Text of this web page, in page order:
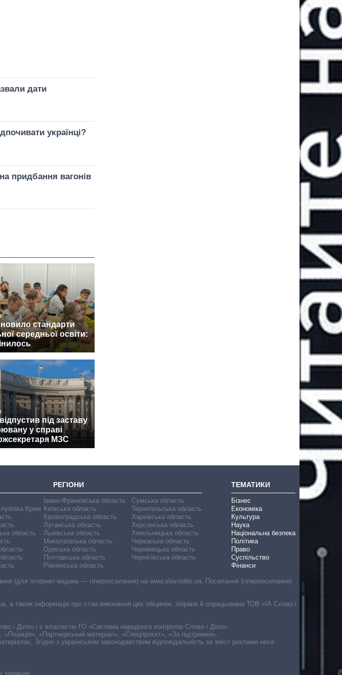
дати
українці?
придбання вагонів
стандарти
середньої освіти:
під заставу
у справі
МЗС
РЕГІОНИ
Крим
область
Івано-Франківська область
Київська область
Кіровоградська область
Луганська область
Львівська область
Миколаївська область
Одеська область
Полтавська область
Рівненська область
Сумська область
Тернопільська область
Харківська область
Херсонська область
Хмельницька область
Черкаська область
Чернівецька область
Чернігівська область
ТЕМАТИКИ
Бізнес
Економіка
Культура
Наука
Національна безпека
Політика
Право
Суспільство
Фінанси
залишає
(для інтернет-видань — гіперпосилання) на www.slovoidilo.ua. Посилання (гіперпосилання)
а також інформація про стан виконання цих обіцянок, зібрана й опрацьована ТОВ «ІА Слово і
і Діло» і є власністю ГО «Система народного контролю Слово і Діло».
«Партнерський матеріал», «Спецпроєкт», «За підтримки».
Згідно з українським законодавством відповідальність за зміст реклами несе